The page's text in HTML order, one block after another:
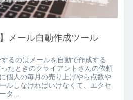
メール自動作成ツール
るのはメールを自動で作成する
たときのクライアントさんの依頼
個人の毎月の売り上げやら点数や
ルしなければいけなくて、エクセ
タ...